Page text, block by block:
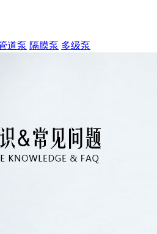
道泵 隔膜泵 多级泵